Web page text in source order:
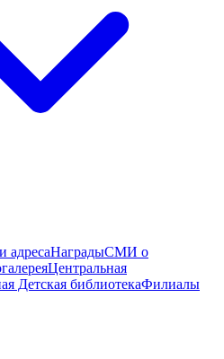
адресаНаградыСМИ о
Центральная
Детская библиотекаФилиалы